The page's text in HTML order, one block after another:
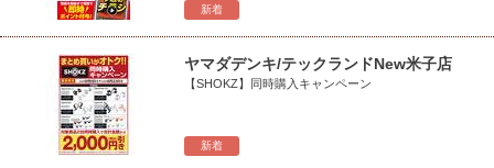
新着
新着
ヤマダデンキ/テックランドNew米子店
【SHOKZ】同時購入キャンペーン